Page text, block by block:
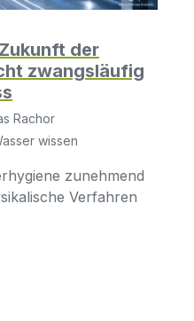
der
zwangsläufig
Rachor
wissen
zunehmend
Verfahren